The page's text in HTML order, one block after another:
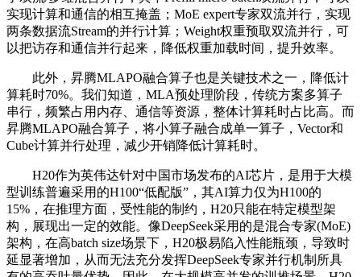
实现计算和通信的相互掩盖；MoE expert专家双流并行，实现
两条数据流Stream的并行计算；Weight权重预取双流并行，可
以把访存和通信并行起来，降低权重加载时间，提升效率。
此外，昇腾MLAPO融合算子也是关键技术之一，降低计
算耗时70%。我们知道，MLA预处理阶段，传统方案多算子
串行，频繁占用内存、通信等资源，整体计算耗时占比高。而
昇腾MLAPO融合算子，将小算子融合成单一算子，Vector和
Cube计算并行处理，减少开销降低计算耗时。
H20作为英伟达针对中国市场发布的AI芯片，是用于大模
型训练普遍采用的H100“低配版”，其AI算力仅为H100的
15%，在推理方面，受性能的制约，H20只能在特定模型架
构，展现出一定的效能。像DeepSeek采用的是混合专家(MoE)
架构，在高batch size场景下，H20极易陷入性能瓶颈，导致时
延显著增加，从而无法充分发挥DeepSeek专家并行机制所具